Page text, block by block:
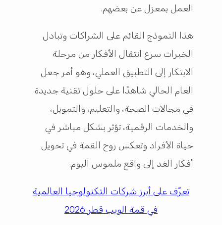
العمل بمعزل عن بعضهم.
هذا النموذج القائم على الشراكات وتبادل
الخبرات سرع انتقال الأفكار من مرحلة
الابتكار إلى التطبيق العملي، وهو أمر جعل
العام الحالي شاهدًا على حلول تقنية جديدة
في مجالات الصحة، والتعليم، والتمويل،
والخدمات الرقمية، تؤثر بشكل مباشر في
حياة الأفراد وتعكس روح القمة في تحويل
أفكار الغد إلى واقع ملموس اليوم.
تعرّف على أبرز شركات التكنولوجيا العالمية
في قمة الويب قطر 2026